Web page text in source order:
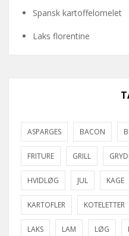
Spansk kartoffelomelet
Laks florentine
ASPARGES BACON
FRITURE GRILL
HVIDLØG JUL KAGE
KARTOFLER KOTELETTER
LAKS LAM LØG